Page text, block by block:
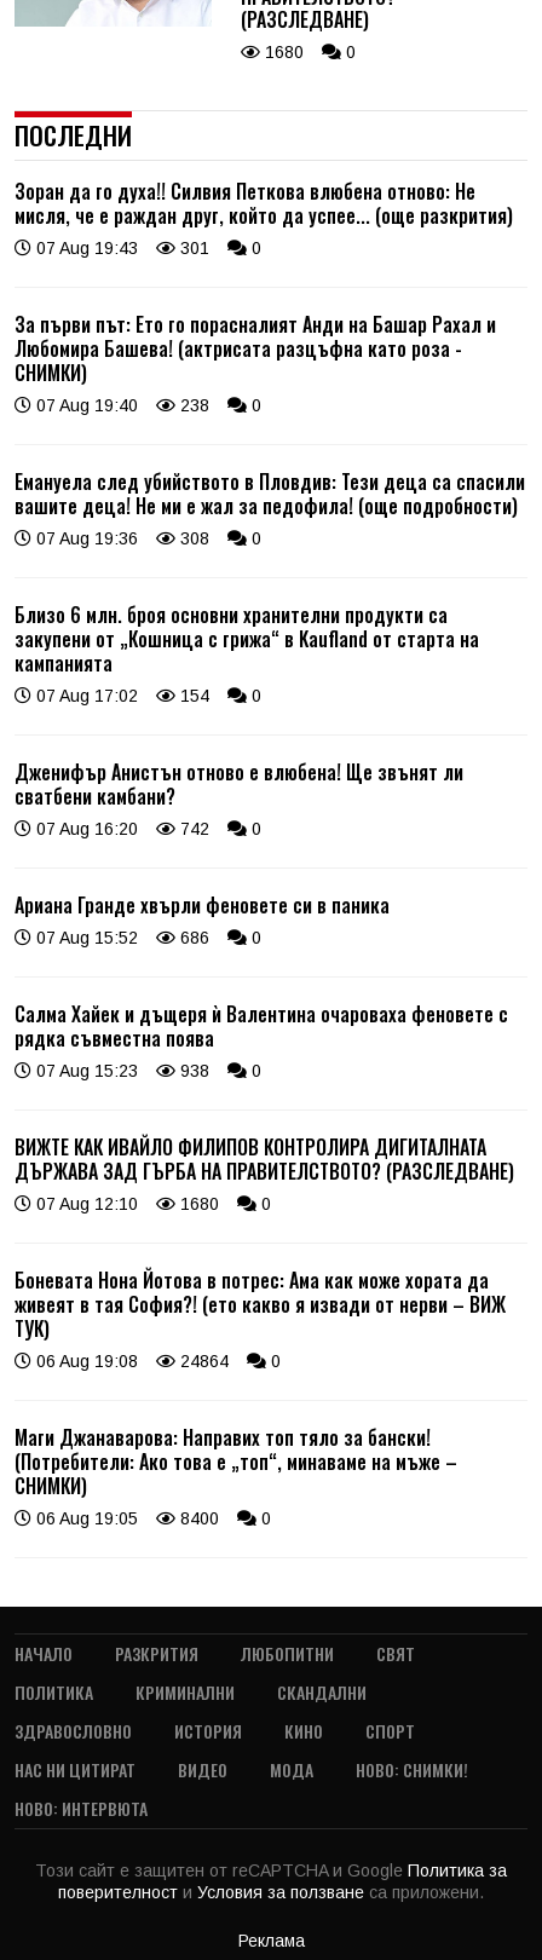
(РАЗСЛЕДВАНЕ)
1680 0
ПОСЛЕДНИ
Зоран да го духа!! Силвия Петкова влюбена отново: Не
мисля, че е раждан друг, който да успее... (още разкрития)
07 Aug 19:43 301 0
За първи път: Ето го порасналият Анди на Башар Рахал и
Любомира Башева! (актрисата разцъфна като роза -
СНИМКИ)
07 Aug 19:40 238 0
Емануела след убийството в Пловдив: Тези деца са спасили
вашите деца! Не ми е жал за педофила! (още подробности)
07 Aug 19:36 308 0
Близо 6 млн. броя основни хранителни продукти са
закупени от „Кошница с грижа“ в Kaufland от старта на
кампанията
07 Aug 17:02 154 0
Дженифър Анистън отново е влюбена! Ще звънят ли
сватбени камбани?
07 Aug 16:20 742 0
Ариана Гранде хвърли феновете си в паника
07 Aug 15:52 686 0
Салма Хайек и дъщеря ѝ Валентина очароваха феновете с
рядка съвместна поява
07 Aug 15:23 938 0
ВИЖТЕ КАК ИВАЙЛО ФИЛИПОВ КОНТРОЛИРА ДИГИТАЛНАТА
ДЪРЖАВА ЗАД ГЪРБА НА ПРАВИТЕЛСТВОТО? (РАЗСЛЕДВАНЕ)
07 Aug 12:10 1680 0
Боневата Нона Йотова в потрес: Ама как може хората да
живеят в тая София?! (ето какво я извади от нерви – ВИЖ
ТУК)
06 Aug 19:08 24864 0
Маги Джанаварова: Направих топ тяло за бански!
(Потребители: Ако това е „топ“, минаваме на мъже –
СНИМКИ)
06 Aug 19:05 8400 0
НАЧАЛО РАЗКРИТИЯ ЛЮБОПИТНИ
СВЯТ
ПОЛИТИКА
КРИМИНАЛНИ
СКАНДАЛНИ
ЗДРАВОСЛОВНО
ИСТОРИЯ КИНО
СПОРТ
НАС НИ ЦИТИРАТ
ВИДЕО МОДА
НОВО: СНИМКИ!
НОВО: ИНТЕРВЮТА
Този сайт е защитен от reCAPTCHA и Google Политика за
поверителност и Условия за ползване са приложени.
Реклама